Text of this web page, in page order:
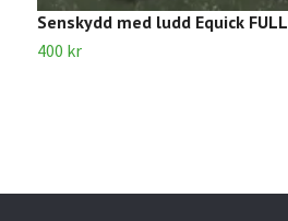
Senskydd med ludd Equick FULL
400 kr